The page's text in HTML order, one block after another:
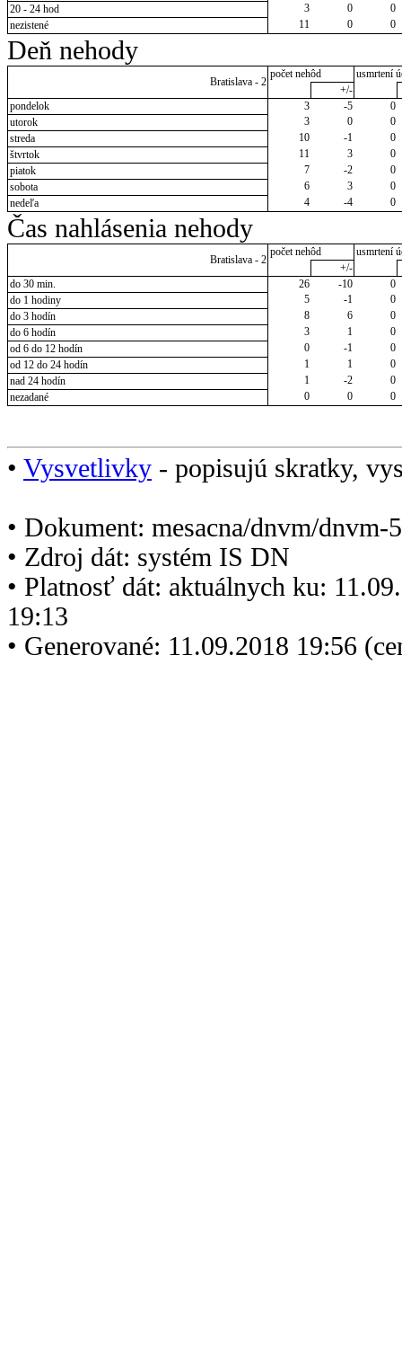
20 - 24 hod
3 0
0
nezistené
11 0 0
Deň nehody
Bratislava - 2
počet nehôd
usmrtení
+/-
pondelok
3 -5
0
utorok
3 0
0
streda
10 -1
0
štvrtok
11 3
0
piatok
7 -2
0
sobota
6 3
0
nedeľa
4 -4 0
Čas nahlásenia nehody
Bratislava - 2
počet nehôd
usmrtení
+/-
do 30 min.
26 -10
0
do 1 hodiny
5 -1
0
do 3 hodín
8 6
0
do 6 hodín
3 1
0
od 6 do 12 hodín
0 -1
0
od 12 do 24 hodín
1 1
0
nad 24 hodín
1 -2
0
nezadané
0 0 0
• Vysvetlivky - popisujú skratky,
• Dokument: mesacna/dnvm/dnvm-
• Zdroj dát: systém IS DN
• Platnosť dát: aktuálnych ku:
19:13
• Generované: 11.09.2018 19:56